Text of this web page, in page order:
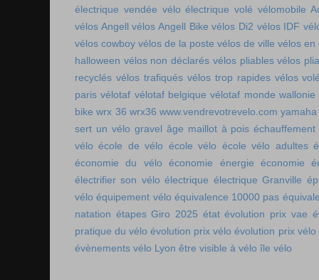
électrique vendée vélo électrique volé vélomobile
vélos Angell vélos Angell Bike vélos Di2 vélos IDF
vélos cowboy vélos de la poste vélos de ville vélos en
halloween vélos non déclarés vélos pliables vélos
recyclés vélos trafiqués vélos trop rapides vélos
paris vélotaf vélotaf belgique vélotaf monde wallonie
bike wrx 36 wrx36 www.vendrevotrevelo.com
sert un vélo gravel âge maillot à pois
vélo école de vélo école vélo école vélo adultes
économie du vélo
économie énergie
économie
électrifier son vélo électrique électrique Granville
vélo équipement vélo équivalence 10000 pas
natation étapes Giro 2025 état évolution prix vae
pratique du vélo évolution prix vélo évolution prix
évènements vélo Lyon être visible à vélo île vélo